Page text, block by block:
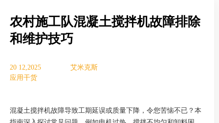
农村施工队混凝土搅拌机故障排除
和维护技巧
20 12,2025
艾米克斯
应用干货
混凝土搅拌机故障导致工期延误或质量下降，令您苦恼不已？本